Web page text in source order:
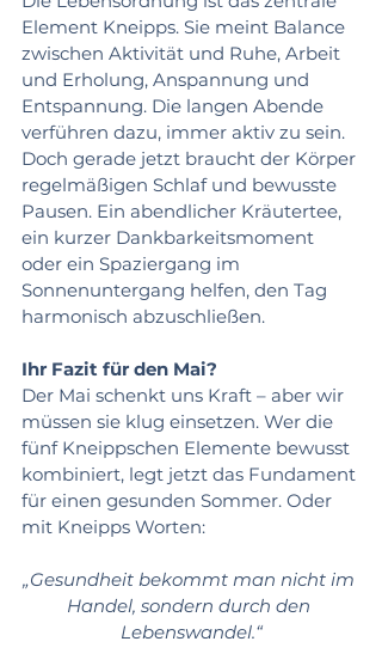
Element Kneipps. Sie meint Balance
zwischen Aktivität und Ruhe, Arbeit
und Erholung, Anspannung und
Entspannung. Die langen Abende
verführen dazu, immer aktiv zu sein.
Doch gerade jetzt braucht der Körper
regelmäßigen Schlaf und bewusste
Pausen. Ein abendlicher Kräutertee,
ein kurzer Dankbarkeitsmoment
oder ein Spaziergang im
Sonnenuntergang helfen, den Tag
harmonisch abzuschließen.
Ihr Fazit für den Mai?
Der Mai schenkt uns Kraft – aber wir
müssen sie klug einsetzen. Wer die
fünf Kneippschen Elemente bewusst
kombiniert, legt jetzt das Fundament
für einen gesunden Sommer. Oder
mit Kneipps Worten:
„Gesundheit bekommt man nicht im
Handel, sondern durch den
Lebenswandel.“